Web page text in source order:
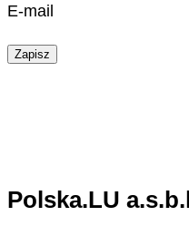
E-mail
Zapisz
Polska.LU